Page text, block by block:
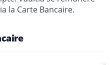
la Carte Bancaire.